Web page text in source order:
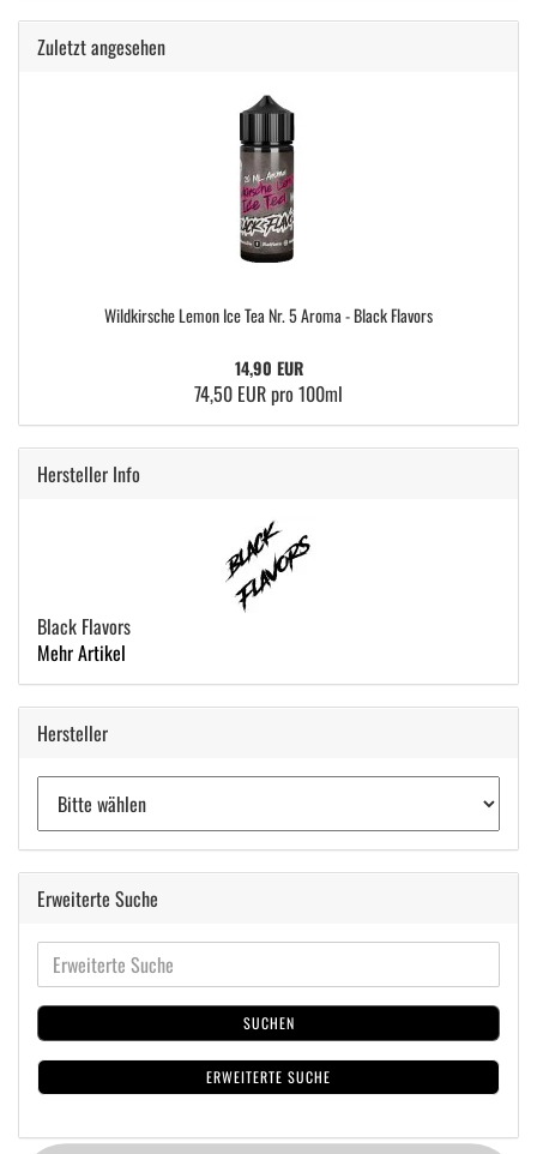
Zuletzt angesehen
Wildkirsche Lemon Ice Tea Nr. 5 Aroma - Black Flavors
14,90 EUR
74,50 EUR pro 100ml
Hersteller Info
Black Flavors
Mehr Artikel
Hersteller
Erweiterte Suche
SUCHEN
ERWEITERTE SUCHE